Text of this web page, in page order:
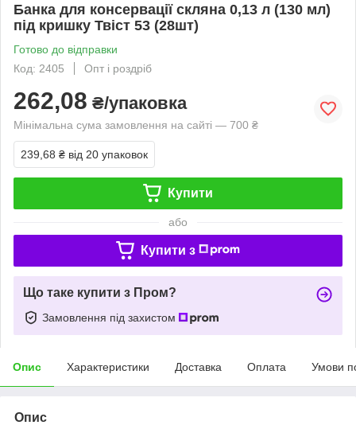
Банка для консервації скляна 0,13 л (130 мл)
під кришку Твіст 53 (28шт)
Готово до відправки
Код: 2405
Опт і роздріб
262,08 ₴/упаковка
Мінімальна сума замовлення на сайті — 700 ₴
239,68 ₴ від 20 упаковок
Купити
або
Купити з
Що таке купити з Пром?
Замовлення під захистом
Опис Характеристики Доставка Оплата Умови
Опис